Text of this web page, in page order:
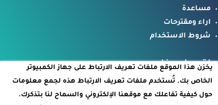
مساعدة
اراء ومقترحات
شروط الاستخدام
اتصل بنا
الخرطوم – بري – برج الاتصالات
يخزن هذا الموقع ملفات تعريف الارتباط على جهاز الكمبيوتر
الخاص بك. تُستخدم ملفات تعريف الارتباط هذه لجمع معلومات
حول كيفية تفاعلك مع موقعنا الإلكتروني والسماح لنا بتذكرك.